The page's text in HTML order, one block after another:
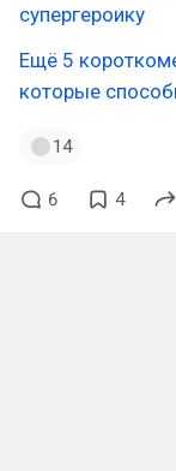
супергероику
Ещё 5
которые
14
6 4